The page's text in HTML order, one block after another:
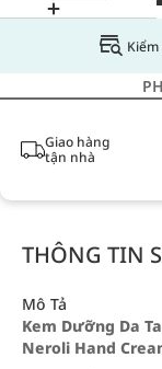
Giao hàng
tận nhà
THÔNG TIN
Mô Tả
Kem Dưỡng Da
Neroli Hand